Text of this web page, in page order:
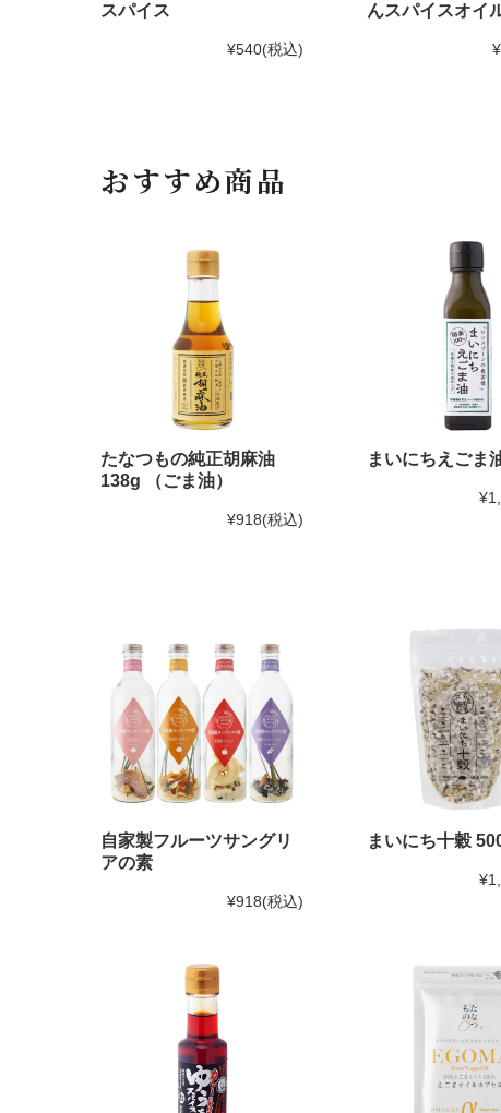
スパイス
¥540(税込)
んスパイスオイ
おすすめ商品
たなつもの純正胡麻油
138g （ごま油）
¥918(税込)
まいにちえご
自家製フルーツサングリ
アの素
¥918(税込)
まいにち十穀